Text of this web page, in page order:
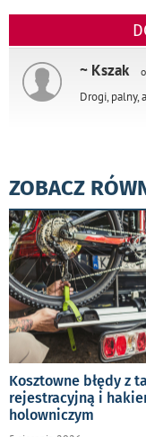
~ Kszak
Drogi, palny,
ZOBACZ
Kosztowne błędy z
rejestracyjną i
holowniczym